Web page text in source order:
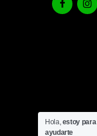
Hola,estoy para
ayudarte